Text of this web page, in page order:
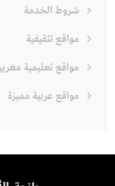
شروط الخدمة
مواقع تثقيفية
مواقع تعليمية
مواقع عربية مميزة